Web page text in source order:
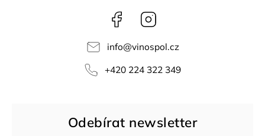
Facebook
info@vinospol.cz
+420 224 322 349
Odebírat newsletter